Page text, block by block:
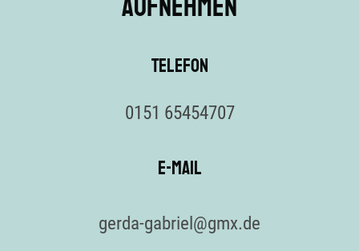
Telefon
0151 65454707
E-Mail
gerda-gabriel@gmx.de